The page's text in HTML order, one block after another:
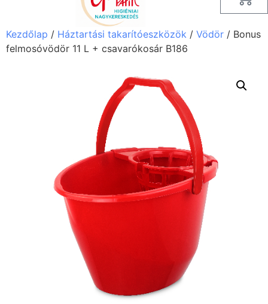
Kezdőlap / Háztartási takarítóeszközök / Vödör / Bonus
felmosóvödör 11 L + csavarókosár B186